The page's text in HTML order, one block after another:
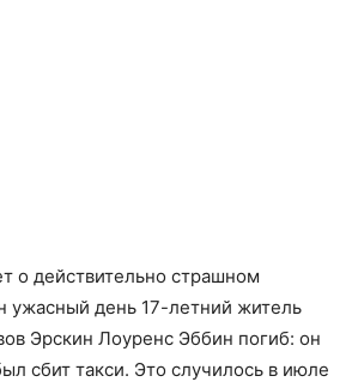
о действительно страшном
ужасный день 17-летний житель
Эрскин Лоуренс Эббин погиб: он
сбит такси. Это случилось в июле